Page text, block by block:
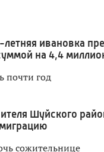
летняя ивановка
на 4,4
почти год
Шуйского
сожительнице